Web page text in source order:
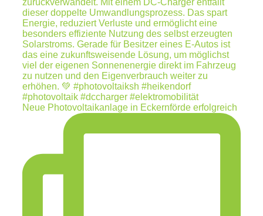
Neue Photovoltaikanlage in Eckernförde erfolgreich